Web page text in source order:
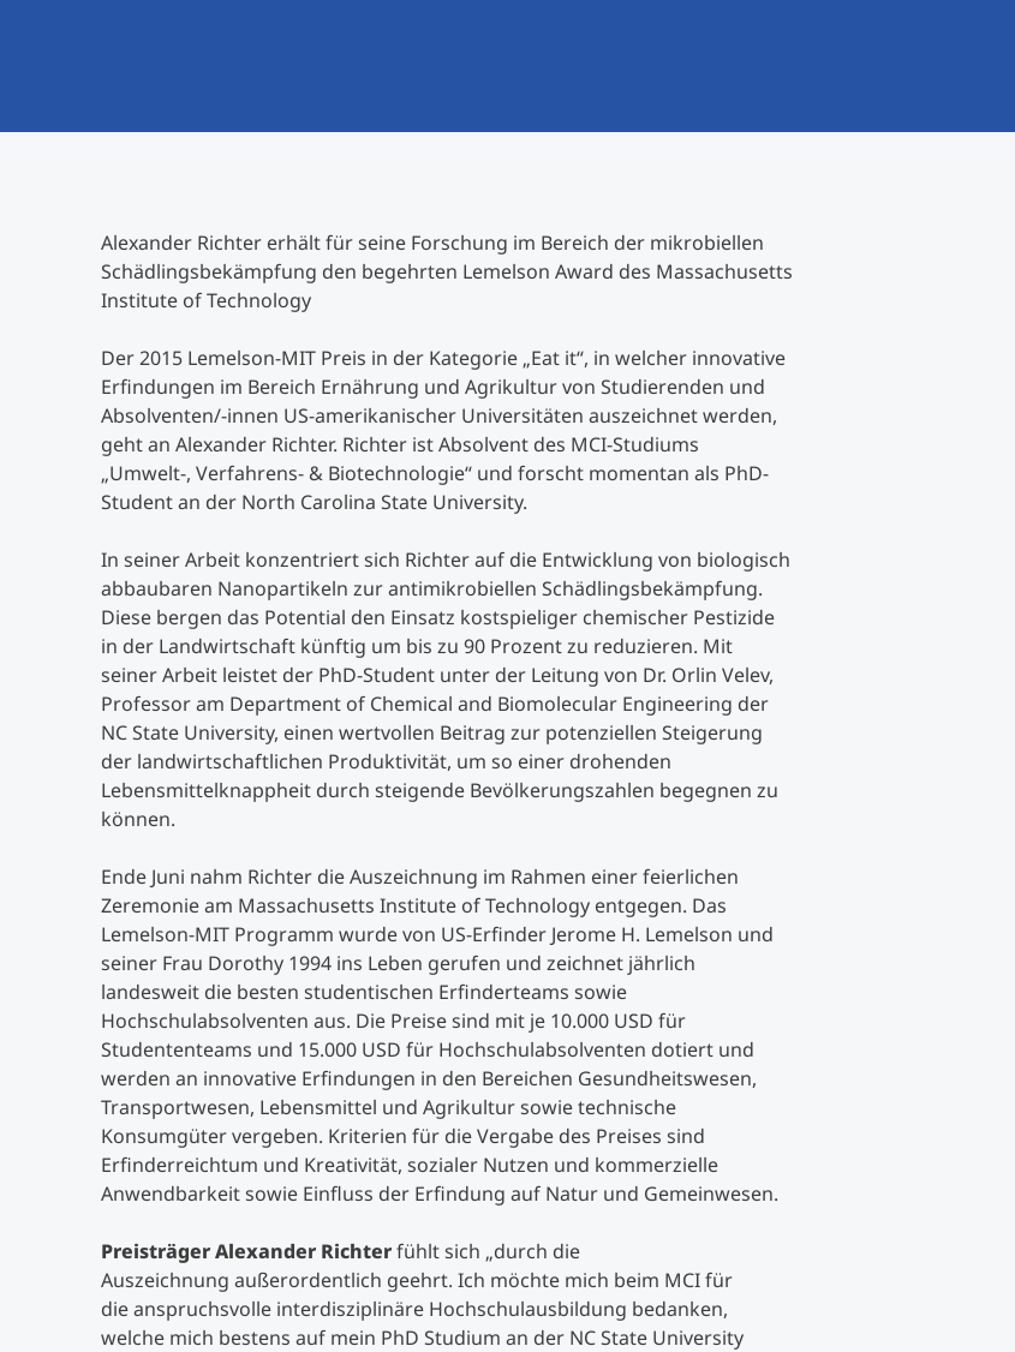
Masterclasses
Technische Weiterbildung
Executive Education Finder
Alexander Richter erhält für seine Forschung im Bereich der mikrobiellen
Schädlingsbekämpfung den begehrten Lemelson Award des Massachusetts
Institute of Technology
Der 2015 Lemelson-MIT Preis in der Kategorie „Eat it“, in welcher innovative
Erfindungen im Bereich Ernährung und Agrikultur von Studierenden und
Absolventen/-innen US-amerikanischer Universitäten auszeichnet werden,
geht an Alexander Richter. Richter ist Absolvent des MCI-Studiums
„Umwelt-, Verfahrens- & Biotechnologie“ und forscht momentan als PhD-
Student an der North Carolina State University.
In seiner Arbeit konzentriert sich Richter auf die Entwicklung von biologisch
abbaubaren Nanopartikeln zur antimikrobiellen Schädlingsbekämpfung.
Diese bergen das Potential den Einsatz kostspieliger chemischer Pestizide
in der Landwirtschaft künftig um bis zu 90 Prozent zu reduzieren. Mit
seiner Arbeit leistet der PhD-Student unter der Leitung von Dr. Orlin Velev,
Professor am Department of Chemical and Biomolecular Engineering der
NC State University, einen wertvollen Beitrag zur potenziellen Steigerung
der landwirtschaftlichen Produktivität, um so einer drohenden
Lebensmittelknappheit durch steigende Bevölkerungszahlen begegnen zu
können.
Ende Juni nahm Richter die Auszeichnung im Rahmen einer feierlichen
Zeremonie am Massachusetts Institute of Technology entgegen. Das
Lemelson-MIT Programm wurde von US-Erfinder Jerome H. Lemelson und
seiner Frau Dorothy 1994 ins Leben gerufen und zeichnet jährlich
landesweit die besten studentischen Erfinderteams sowie
Hochschulabsolventen aus. Die Preise sind mit je 10.000 USD für
Studententeams und 15.000 USD für Hochschulabsolventen dotiert und
werden an innovative Erfindungen in den Bereichen Gesundheitswesen,
Transportwesen, Lebensmittel und Agrikultur sowie technische
Konsumgüter vergeben. Kriterien für die Vergabe des Preises sind
Erfinderreichtum und Kreativität, sozialer Nutzen und kommerzielle
Anwendbarkeit sowie Einfluss der Erfindung auf Natur und Gemeinwesen.
PreisträgerAlexander Richterfühlt sich „durch die
Auszeichnung außerordentlich geehrt. Ich möchte mich beim MCI für
die anspruchsvolle interdisziplinäre Hochschulausbildung bedanken,
welche mich bestens auf mein PhD Studium an der NC State University